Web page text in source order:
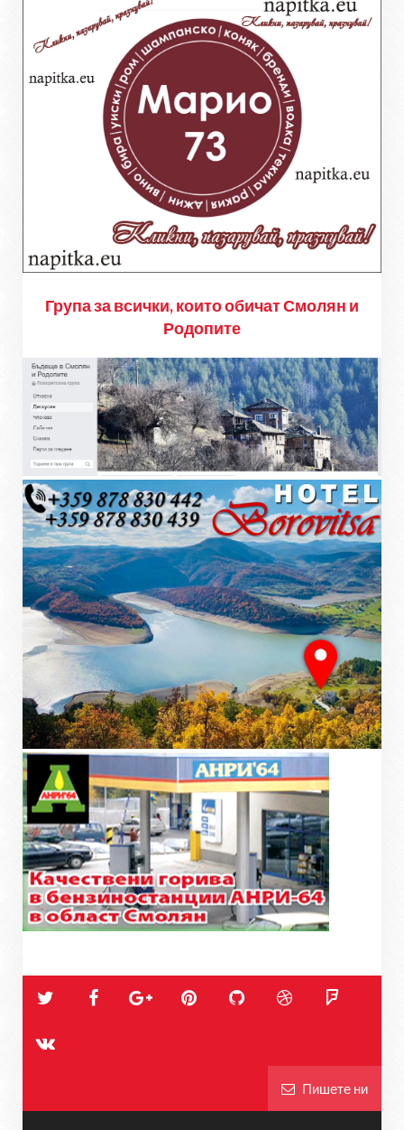
Група за всички, които обичат Смолян и
Родопите
Пишете ни